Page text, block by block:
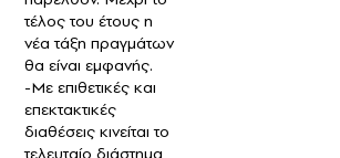
τέλος του έτους η
νέα τάξη πραγμάτων
θα είναι εμφανής.
-Με επιθετικές και
επεκτακτικές
διαθέσεις κινείται το
τελευταίο διάστημα